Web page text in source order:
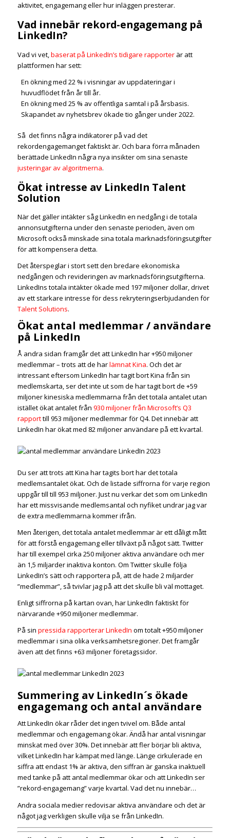
aktivitet, engagemang eller hur inläggen presterar.
Vad innebär rekord-engagemang på
LinkedIn?
Vad vi vet, baserat på LinkedIn’s tidigare rapporterär att
plattformen har sett:
En ökning med 22 % i visningar av uppdateringar i
huvudflödet från år till år.
En ökning med 25 % av offentliga samtal i på årsbasis.
Skapandet av nyhetsbrev ökade tio gånger under 2022.
Så det finns några indikatorer på vad det
rekordengagemanget faktiskt är. Och bara förra månaden
berättade LinkedIn några nya insikter om sina senaste
justeringar av algoritmerna.
Ökat intresse av LinkedIn Talent
Solution
När det gäller intäkter såg LinkedIn en nedgång i de totala
annonsutgifterna under den senaste perioden, även om
Microsoft också minskade sina totala marknadsföringsutgifter
för att kompensera detta.
Det återspeglar i stort sett den bredare ekonomiska
nedgången och revideringen av marknadsföringsutgifterna.
LinkedIns totala intäkter ökade med 197 miljoner dollar, drivet
av ett starkare intresse för dess rekryteringserbjudanden för
Talent Solutions.
Ökat antal medlemmar / användare
på LinkedIn
Å andra sidan framgår det att LinkedIn har +950 miljoner
medlemmar – trots att de harlämnat Kina. Och det är
intressant eftersom LinkedIn har tagit bort Kina från sin
medlemskarta, ser det inte ut som de har tagit bort de +59
miljoner kinesiska medlemmarna från det totala antalet utan
istället ökat antalet från 930 miljoner från Microsoft’s Q3
rapporttill 953 miljoner medlemmar för Q4. Det innebär att
LinkedIn har ökat med 82 miljoner användare på ett kvartal.
Du ser att trots att Kina har tagits bort har det totala
medlemsantalet ökat. Och de listade siffrorna för varje region
uppgår till till 953 miljoner. Just nu verkar det som om LinkedIn
har ett missvisande medlemsantal och nyfiket undrar jag var
de extra medlemmarna kommer ifrån.
Men återigen, det totala antalet medlemmar är ett dåligt mått
för att förstå engagemang eller tillväxt på något sätt. Twitter
har till exempel cirka 250 miljoner aktiva användare och mer
än 1,5 miljarder inaktiva konton. Om Twitter skulle följa
LinkedIn’s sätt och rapportera på, att de hade 2 miljarder
”medlemmar”, så tvivlar jag på att det skulle bli väl mottaget.
Enligt siffrorna på kartan ovan, har LinkedIn faktiskt för
närvarande +950 miljoner medlemmar.
På sin pressida rapporterar LinkedIn om totalt +950 miljoner
medlemmar i sina olika verksamhetsregioner. Det framgår
även att det finns +63 miljoner företagssidor.
Summering av LinkedIn´s ökade
engagemang och antal användare
Att LinkedIn ökar råder det ingen tvivel om. Både antal
medlemmar och engagemang ökar. Ändå har antal visningar
minskat med över 30%. Det innebär att fler börjar bli aktiva,
vilket LinkedIn har kämpat med länge. Länge cirkulerade en
siffra att endast 1% är aktiva, den siffran är ganska inaktuell
med tanke på att antal medlemmar ökar och att LinkedIn ser
”rekord-engagemang” varje kvartal. Vad det nu innebär…
Andra sociala medier redovisar aktiva användare och det är
något jag verkligen skulle vilja se från LinkedIn.